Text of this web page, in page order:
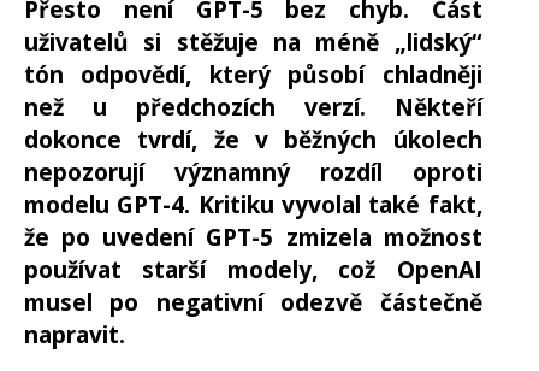
Přesto není GPT-5 bez chyb. Část
uživatelů si stěžuje na méně „lidský“
tón odpovědí, který působí chladněji
než u předchozích verzí. Někteří
dokonce tvrdí, že v běžných úkolech
nepozorují významný rozdíl oproti
modelu GPT-4. Kritiku vyvolal také fakt,
že po uvedení GPT-5 zmizela možnost
používat starší modely, což OpenAI
musel po negativní odezvě částečně
napravit.